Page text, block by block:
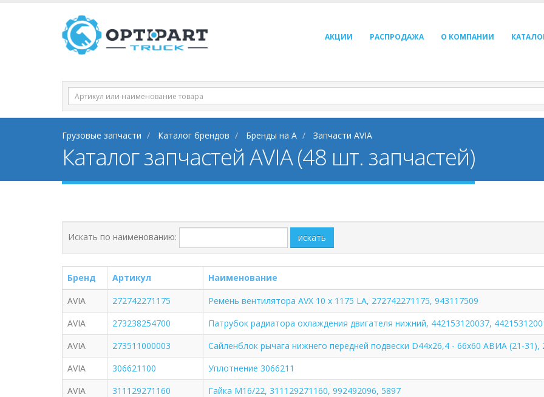
АКЦИИ РАСПРОДАЖА О КОМПАНИИ
Грузовые запчасти Каталог брендов Бренды на A Запчасти AVIA
Каталог запчастей AVIA (48 шт. запчастей)
Искать по наименованию: искать
Бренд Артикул
Наименование
AVIA
272742271175
Ремень вентилятора AVX 10 x 1175 LA, 272742271175, 943117509
AVIA
273238254700
Патрубок радиатора охлаждения двигателя нижний, 442153120037,
AVIA
273511000003
Сайленблок рычага нижнего передней подвески D44х26,4 - 66х60 АВИА (21-31),
AVIA
306621100
Уплотнение 3066211
AVIA
311129271160
Гайка М16/22, 311129271160, 992492096, 5897